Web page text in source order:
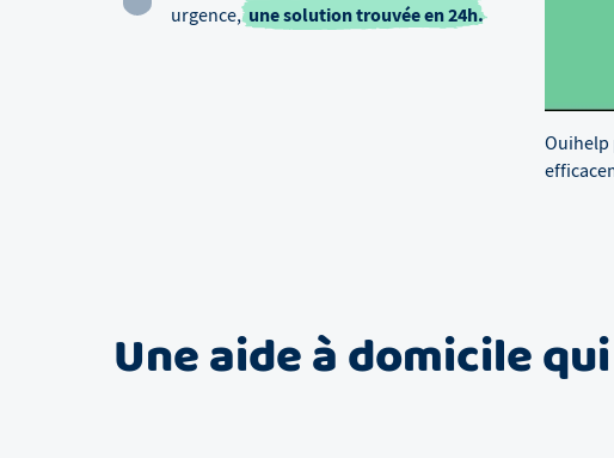
urgence, une solution trouvée en 24h.
Ouihelp
Une aide à domicile